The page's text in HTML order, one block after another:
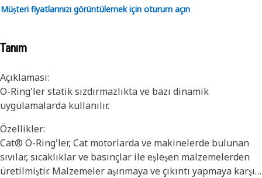
Müşteri fiyatlarınızı görüntülemek için oturum açın
Tanım
Açıklaması:
O-Ring'ler statik sızdırmazlıkta ve bazı dinamik
uygulamalarda kullanılır.
Özellikler:
Cat® O-Ring'ler, Cat motorlarda ve makinelerde bulunan
sıvılar, sıcaklıklar ve basınçlar ile eşleşen malzemelerden
üretilmiştir. Malzemeler aşınmaya ve çıkıntı yapmaya karşı